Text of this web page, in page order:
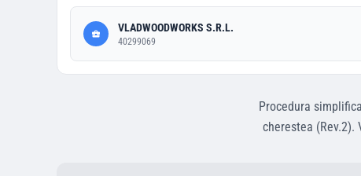
VLADWOODWORKS S.R.L.
40299069
Procedura
cherestea (Rev.2).